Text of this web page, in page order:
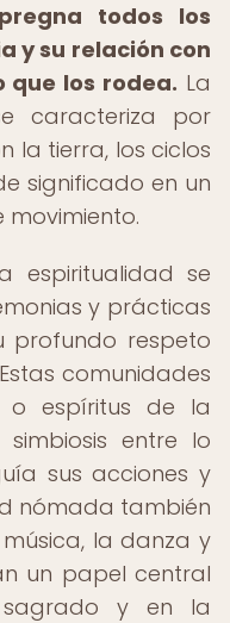
todos los
y su relación con
que los rodea. La
caracteriza por
la tierra, los ciclos
significado en un
espiritualidad se
y prácticas
profundo respeto
comunidades
o espíritus de la
entre lo
sus acciones y
nómada también
la danza y
un papel central
y en la